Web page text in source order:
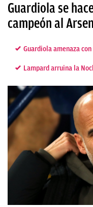
Guardiola se
campeón al
Guardiola amenaza
Lampard arruina la